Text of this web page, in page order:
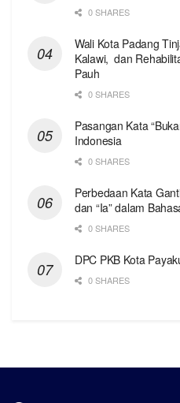
0 SHARES
Wali Kota Padang
Kalawi, dan
Pauh
0 SHARES
Pasangan Kata
Indonesia
0 SHARES
Perbedaan Kata
dan “Ia” dalam
0 SHARES
DPC PKB Kota
0 SHARES